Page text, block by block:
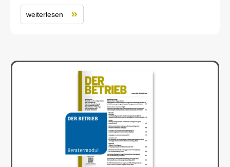
weiterlesen